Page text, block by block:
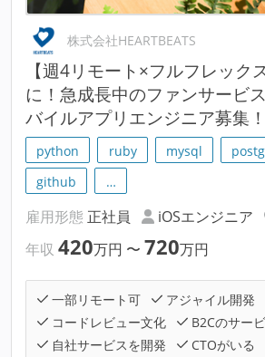
株式会社HEARTBEATS
【週4リモート×フルフレック
に！急成長中のファンサービ
バイルアプリエンジニア募集！
python ruby mysql
github
…
雇用形態 正社員 iOSエンジニア
年収 420万円 〜 720万円
一部リモート可
アジャイル開発
コードレビュー文化
B2Cのサー
自社サービスを開発
CTOがいる